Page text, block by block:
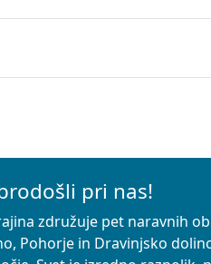
pri nas!
združuje pet naravnih
Pohorje in Dravinjsko